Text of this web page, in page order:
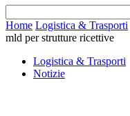
Home Logistica & Trasporti
mld per strutture ricettive
Logistica & Trasporti
Notizie